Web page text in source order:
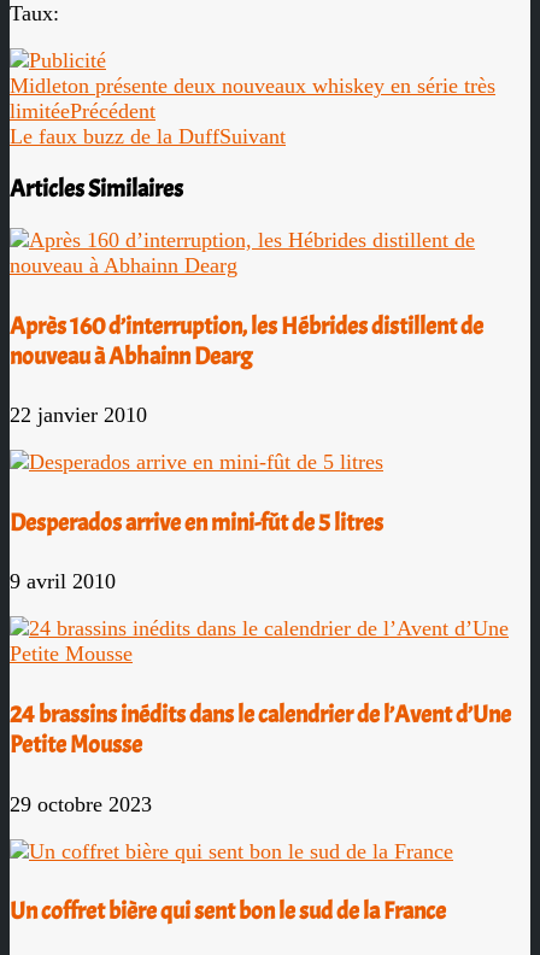
Taux:
Midleton présente deux nouveaux whiskey en série très
limitéePrécédent
Le faux buzz de la DuffSuivant
Articles Similaires
Après 160 d’interruption, les Hébrides distillent de
nouveau à Abhainn Dearg
22 janvier 2010
Desperados arrive en mini-fût de 5 litres
9 avril 2010
24 brassins inédits dans le calendrier de l’Avent d’Une
Petite Mousse
29 octobre 2023
Un coffret bière qui sent bon le sud de la France